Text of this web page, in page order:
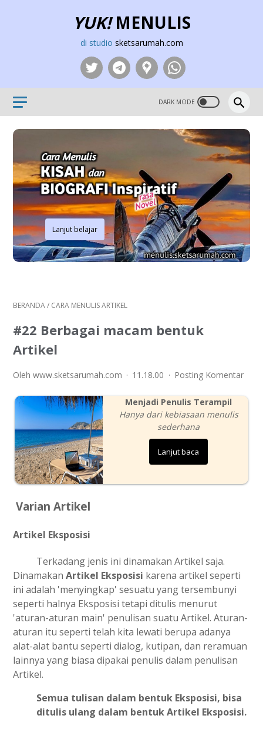
YUK!MENULIS
di studio sketsarumah.com
Lanjut belajar
BERANDA/ CARA MENULIS ARTIKEL
#22 Berbagai macam bentuk
Artikel
Oleh www.sketsarumah.com 11.18.00 Posting Komentar
Menjadi Penulis Terampil
Hanya dari kebiasaan menulis
sederhana
Lanjut baca
Varian Artikel
Artikel Eksposisi
Terkadang jenis ini dinamakan Artikel saja.
Dinamakan Artikel Eksposisi karena artikel seperti
ini adalah 'menyingkap' sesuatu yang tersembunyi
seperti halnya Eksposisi tetapi ditulis menurut
'aturan-aturan main' penulisan suatu Artikel. Aturan-
aturan itu seperti telah kita lewati berupa adanya
alat-alat bantu seperti dialog, kutipan, dan reramuan
lainnya yang biasa dipakai penulis dalam penulisan
Artikel.
Semua tulisan dalam bentuk Eksposisi, bisa
ditulis ulang dalam bentuk Artikel Eksposisi.